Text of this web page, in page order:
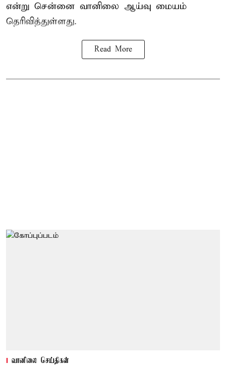
என்று சென்னை வானிலை ஆய்வு மையம்
தெரிவித்துள்ளது.
Read More
வானிலை செய்திகள்